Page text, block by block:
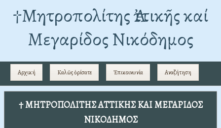
†Mητροπολίτης Ἀττικῆς καί
Μεγαρίδος Νικόδημος
Αρχική Καλῶς ὁρίσατε Ἐπικοινωνία Αναζήτηση
† ΜΗΤΡΟΠΟΛΙΤΗΣ ΑΤΤΙΚΗΣ ΚΑΙ ΜΕΓΑΡΙΔΟΣ
ΝΙΚΟΔΗΜΟΣ